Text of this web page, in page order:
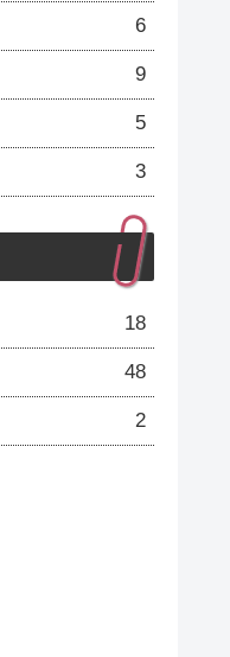
6
9
5
3
18
48
2